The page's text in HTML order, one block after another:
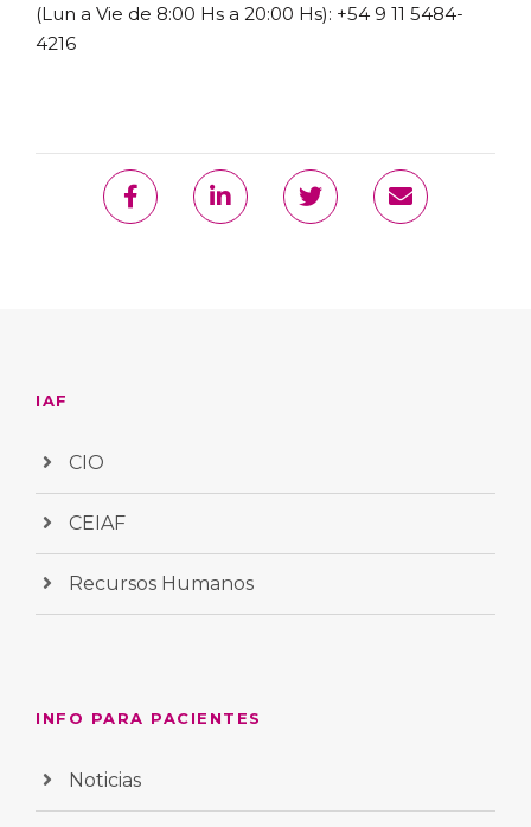
(Lun a Vie de 8:00 Hs a 20:00 Hs): +54 9 11 5484-
4216
IAF
CIO
CEIAF
Recursos Humanos
INFO PARA PACIENTES
Noticias